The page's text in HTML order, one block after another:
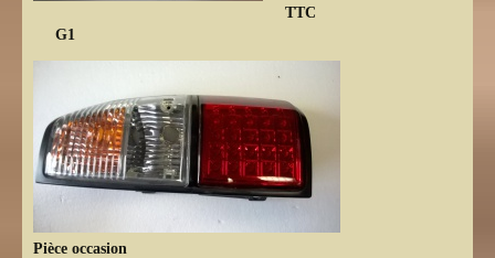
TTC
G1
Pièce occasion